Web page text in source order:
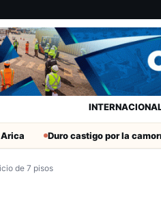
Duro castigo por la camorra en el
de 7 pisos